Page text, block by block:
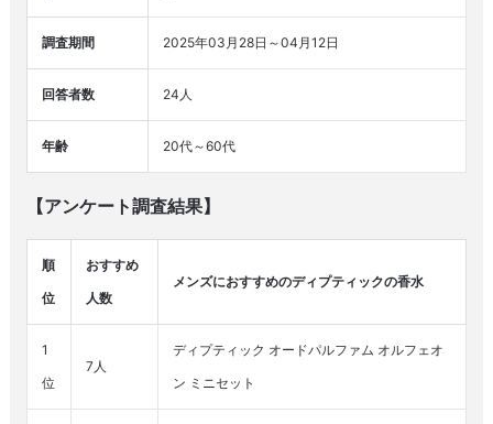
調査期間 2025年03月28日～04月12日
回答者数 24人
年齢 20代～60代
【アンケート調査結果】
順
位
おすすめ
人数
メンズにおすすめのディプティックの香水
1
位
7人
ディプティック オードパルファム オルフェオ
ン ミニセット